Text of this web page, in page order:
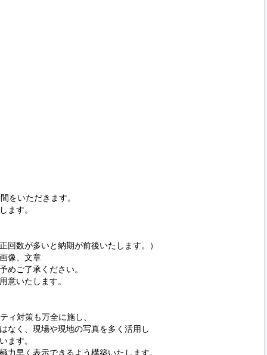
をいただきます。
ます。
回数が多いと納期が前後いたします。）
像、文章
めご了承ください。
意いたします。
ィ対策も万全に施し、
なく、現場や現地の写真を多く活用し
ます。
力早く表示できるよう構築いたします。